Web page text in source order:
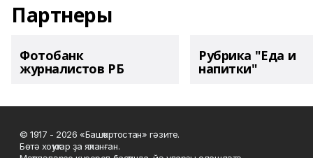
Партнеры
Фотобанк
журналистов РБ
Рубрика "Еда и
напитки"
© 1917 - 2026 «Башҡортостан» гәзите.
Бөтә хоҡуҡтар ҙа яҡланған.